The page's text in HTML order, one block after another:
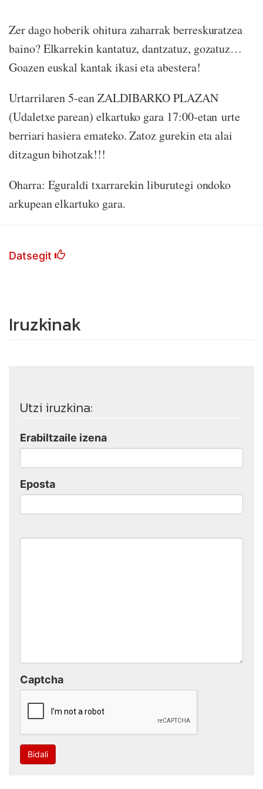
Zer dago hoberik ohitura zaharrak berreskuratzea
baino? Elkarrekin kantatuz, dantzatuz, gozatuz…
Goazen euskal kantak ikasi eta abestera!
Urtarrilaren 5-ean ZALDIBARKO PLAZAN
(Udaletxe parean) elkartuko gara 17:00-etan urte
berriari hasiera emateko. Zatoz gurekin eta alai
ditzagun bihotzak!!!
Oharra: Eguraldi txarrarekin liburutegi ondoko
arkupean elkartuko gara.
Datsegit
Iruzkinak
Utzi iruzkina:
Erabiltzaile izena
Eposta
Captcha
Bidali